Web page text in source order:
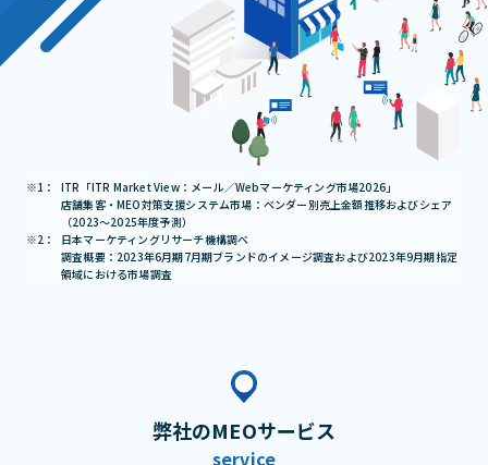
ITR「ITR Market View：メール／Webマーケティング市場2026」
店舗集客・MEO対策支援システム市場：ベンダー別売上金額推移およびシェア
（2023～2025年度予測）
日本マーケティングリサーチ機構調べ
調査概要：2023年6月期7月期ブランドのイメージ調査および2023年9月期指定
領域における市場調査
弊社のMEOサービス
service